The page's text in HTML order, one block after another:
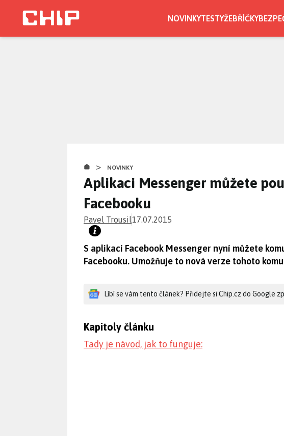
NOVINKYTESTYŽEBŘÍČKY
> NOVINKY
Aplikaci Messenger můžete
Facebooku
Pavel Trousil17.07.2015
S aplikací Facebook Messenger nyní můžete
Facebooku. Umožňuje to nová verze tohoto
Líbí se vám tento článek? Přidejte si Chip.cz do Google
Kapitoly článku
Tady je návod, jak to funguje: